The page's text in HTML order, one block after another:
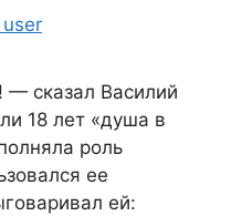
сказал Василий
18 лет «душа в
роль
ее
ей: